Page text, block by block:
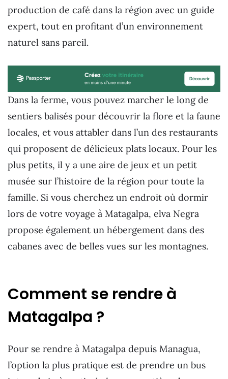
production de café dans la région avec un guide
expert, tout en profitant d’un environnement
naturel sans pareil.
Dans la ferme, vous pouvez marcher le long de
sentiers balisés pour découvrir la flore et la faune
locales, et vous attabler dans l’un des restaurants
qui proposent de délicieux plats locaux. Pour les
plus petits, il y a une aire de jeux et un petit
musée sur l’histoire de la région pour toute la
famille. Si vous cherchez un endroit où dormir
lors de votre voyage à Matagalpa, elva Negra
propose également un hébergement dans des
cabanes avec de belles vues sur les montagnes.
Comment se rendre à
Matagalpa ?
Pour se rendre à Matagalpa depuis Managua,
l’option la plus pratique est de prendre un bus